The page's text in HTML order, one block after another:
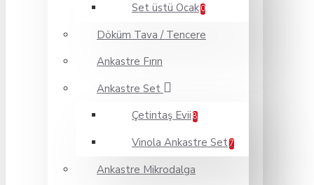
Set üstü Ocak 0
Döküm Tava / Tencere
Ankastre Fırın
Ankastre Set
Çetintaş Evii 8
Vinola Ankastre Set 7
Ankastre Mikrodalga